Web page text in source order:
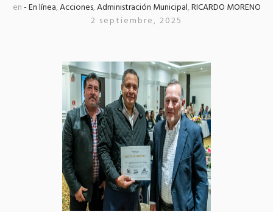
en- En línea,Acciones,Administración Municipal,RICARDO MORENO
2 septiembre, 2025